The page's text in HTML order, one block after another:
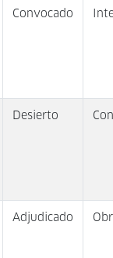
Convocado
Desierto
Adjudicado